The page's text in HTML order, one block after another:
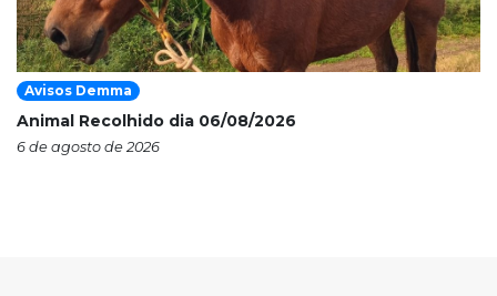
Avisos Demma
Animal Recolhido dia 06/08/2026
6 de agosto de 2026